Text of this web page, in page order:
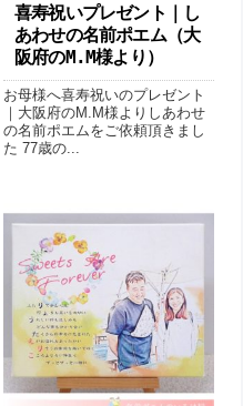
喜寿祝いプレゼント｜し
あわせの名前ポエム（大
阪府のM.M様より ）
お母様へ喜寿祝いのプレゼント
｜大阪府のM.M様よりしあわせ
の名前ポエムをご依頼頂きまし
た 77歳の...